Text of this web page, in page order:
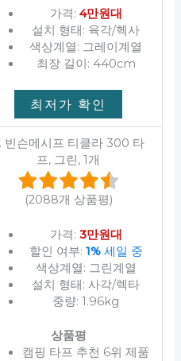
가격: 4만원대
설치 형태: 육각/헥사
색상계열: 그레이계열
최장 길이: 440cm
최저가 확인
빈슨메시프 티클라 300 타
프, 그린, 1개
(2088개 상품평)
가격: 3만원대
할인 여부: 1%세일 중
색상계열: 그린계열
설치 형태: 사각/렉타
중량: 1.96kg
상품평
캠핑 타프 추천 6위 제품